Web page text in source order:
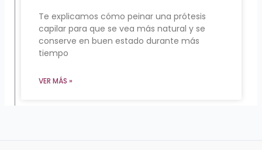
Te explicamos cómo peinar una prótesis
capilar para que se vea más natural y se
conserve en buen estado durante más
tiempo
VER MÁS »